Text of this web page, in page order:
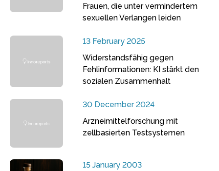
Frauen, die unter vermindertem
sexuellen Verlangen leiden
13 February 2025
Widerstandsfähig gegen
Fehlinformationen: KI stärkt den
sozialen Zusammenhalt
30 December 2024
Arzneimittelforschung mit
zellbasierten Testsystemen
15 January 2003